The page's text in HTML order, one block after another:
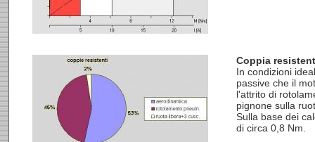
Coppia
In condizioni
passive che il
l'attrito di
pignone sulla
Sulla base dei
di circa 0,8 Nm.